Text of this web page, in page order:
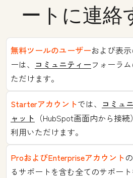
ートに連絡
無料ツールのユーザーおよび表
ーは、 コミュニティーフォーラ
ただけます。
Starterアカウントでは、 コミュ
ャット （HubSpot画面内から接
利用いただけます。
ProおよびEnterpriseアカウント
るサポートを含む全てのサポー